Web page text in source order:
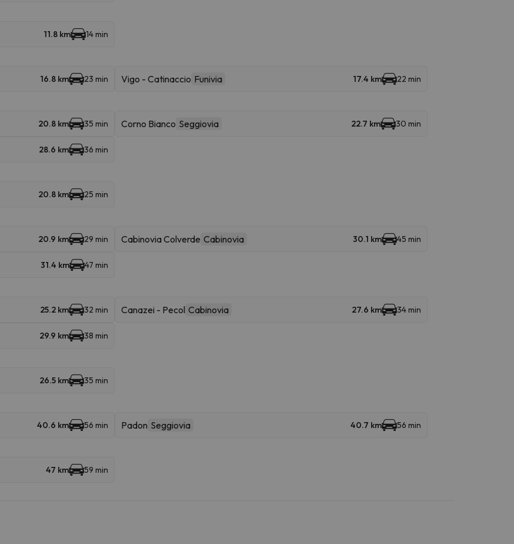
11.8 km 14 min
16.8 km 23 min Vigo - Catinaccio Funivia 17.4 km 22 min
20.8 km 35 min Corno Bianco Seggiovia 22.7 km 30 min
28.6 km 36 min
20.8 km 25 min
20.9 km 29 min Cabinovia Colverde Cabinovia 30.1 km 45 min
31.4 km 47 min
25.2 km 32 min Canazei - Pecol Cabinovia 27.6 km 34 min
29.9 km 38 min
26.5 km 35 min
40.6 km 56 min Padon Seggiovia 40.7 km 56 min
47 km 59 min